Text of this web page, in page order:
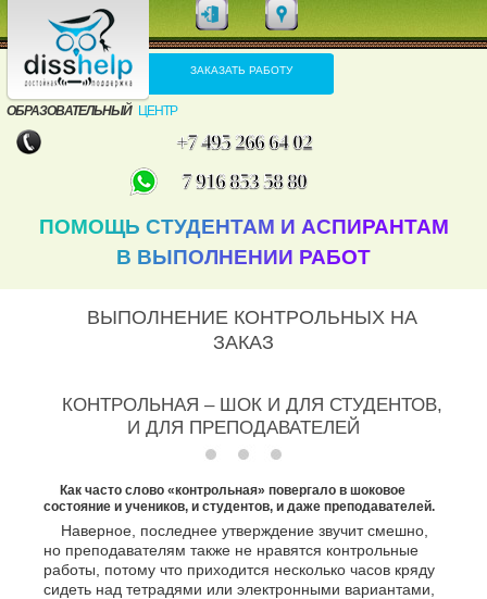
ОБРАЗОВАТЕЛЬНЫЙ ЦЕНТР
ЗАКАЗАТЬ РАБОТУ
+7 495 266 64 02
7 916 853 58 80
ПОМОЩЬ СТУДЕНТАМ И АСПИРАНТАМ
В ВЫПОЛНЕНИИ РАБОТ
ВЫПОЛНЕНИЕ КОНТРОЛЬНЫХ НА
ЗАКАЗ
КОНТРОЛЬНАЯ – ШОК И ДЛЯ СТУДЕНТОВ,
И ДЛЯ ПРЕПОДАВАТЕЛЕЙ
Как часто слово «контрольная» повергало в шоковое
состояние и учеников, и студентов, и даже преподавателей.
Наверное, последнее утверждение звучит смешно,
но преподавателям также не нравятся контрольные
работы, потому что приходится несколько часов кряду
сидеть над тетрадями или электронными вариантами,